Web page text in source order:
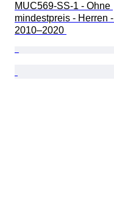
MUC569-SS-1 - Ohne
mindestpreis - Herren -
2010–2020